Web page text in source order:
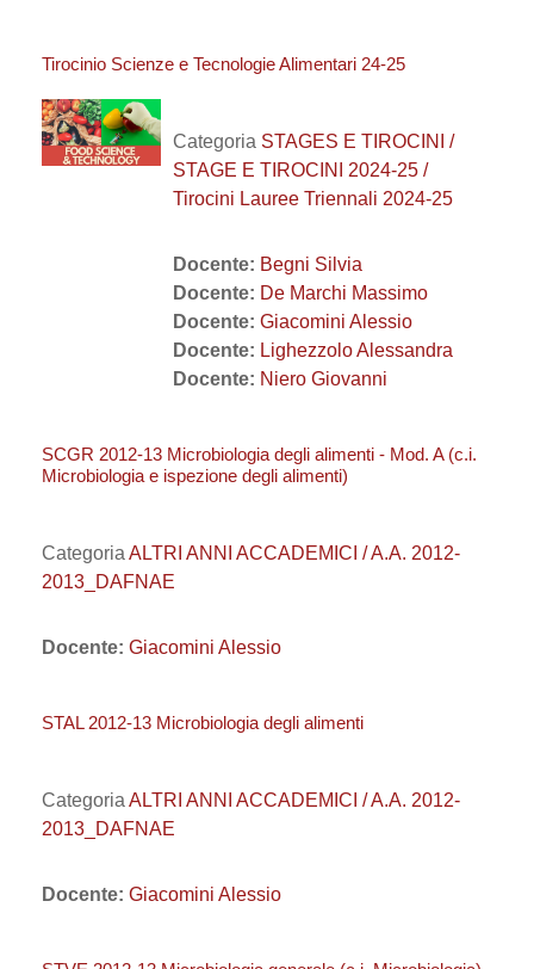
Tirocinio Scienze e Tecnologie Alimentari 24-25
Categoria STAGES E TIROCINI /
STAGE E TIROCINI 2024-25 /
Tirocini Lauree Triennali 2024-25
Docente: Begni Silvia
Docente: De Marchi Massimo
Docente: Giacomini Alessio
Docente: Lighezzolo Alessandra
Docente: Niero Giovanni
SCGR 2012-13 Microbiologia degli alimenti - Mod. A (c.i.
Microbiologia e ispezione degli alimenti)
Categoria ALTRI ANNI ACCADEMICI / A.A. 2012-
2013_DAFNAE
Docente: Giacomini Alessio
STAL 2012-13 Microbiologia degli alimenti
Categoria ALTRI ANNI ACCADEMICI / A.A. 2012-
2013_DAFNAE
Docente: Giacomini Alessio